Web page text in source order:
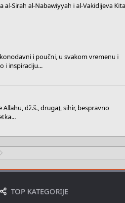
Sirah al-Nabawiyyah i al-Vakidijeva
i poučni, u svakom vremenu i
i inspiraciju...
dž.š., druga), sihir, bespravno
TOP KATEGORIJE